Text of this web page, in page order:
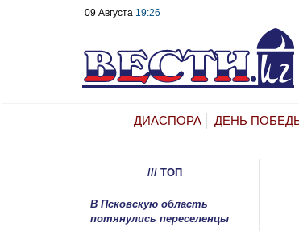
09 Августа 19:26
ДИАСПОРА ДЕНЬ
/// ТОП
В Псковскую область
потянулись переселенцы